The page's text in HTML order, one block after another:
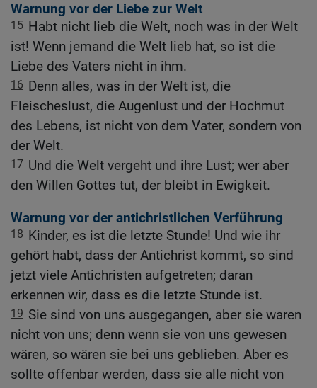
Warnung vor der Liebe zur Welt
15 Habt nicht lieb die Welt, noch was in der Welt
ist! Wenn jemand die Welt lieb hat, so ist die
Liebe des Vaters nicht in ihm.
16 Denn alles, was in der Welt ist, die
Fleischeslust, die Augenlust und der Hochmut
des Lebens, ist nicht von dem Vater, sondern von
der Welt.
17 Und die Welt vergeht und ihre Lust; wer aber
den Willen Gottes tut, der bleibt in Ewigkeit.
Warnung vor der antichristlichen Verführung
18 Kinder, es ist die letzte Stunde! Und wie ihr
gehört habt, dass der Antichrist kommt, so sind
jetzt viele Antichristen aufgetreten; daran
erkennen wir, dass es die letzte Stunde ist.
19 Sie sind von uns ausgegangen, aber sie waren
nicht von uns; denn wenn sie von uns gewesen
wären, so wären sie bei uns geblieben. Aber es
sollte offenbar werden, dass sie alle nicht von